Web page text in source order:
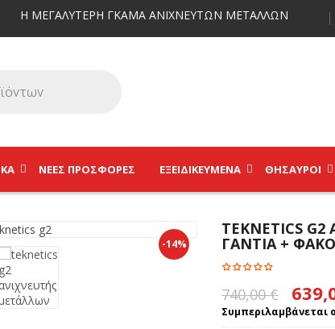
ΓΚΑΜΑ ΑΝΙΧΝΕΥΤΩΝ ΜΕΤΑΛΛΩΝ
ΝΕΕΣ ΠΡΟΣΦΟΡΕΣ ΕΞΕΙΔΙΚΕΥΜΈΝΑ ΘΗΣΑΥΡΟΊ
-14%
TEKNETICS
ΓΑΝΤΙΑ +
740,00€
price
Συμπεριλαμβάνεται